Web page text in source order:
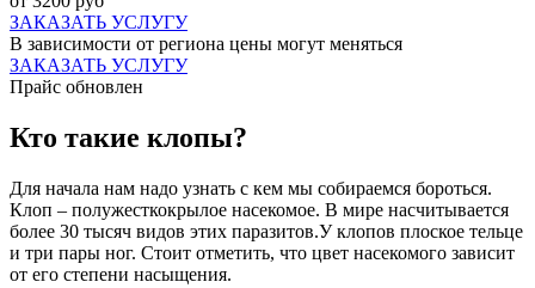
ЗАКАЗАТЬ УСЛУГУ
В зависимости от региона цены могут меняться
ЗАКАЗАТЬ УСЛУГУ
Прайс обновлен
Кто такие клопы?
Для начала нам надо узнать с кем мы собираемся бороться.
Клоп – полужесткокрылое насекомое. В мире насчитывается
более 30 тысяч видов этих паразитов.У клопов плоское тельце
и три пары ног. Стоит отметить, что цвет насекомого зависит
от его степени насыщения.